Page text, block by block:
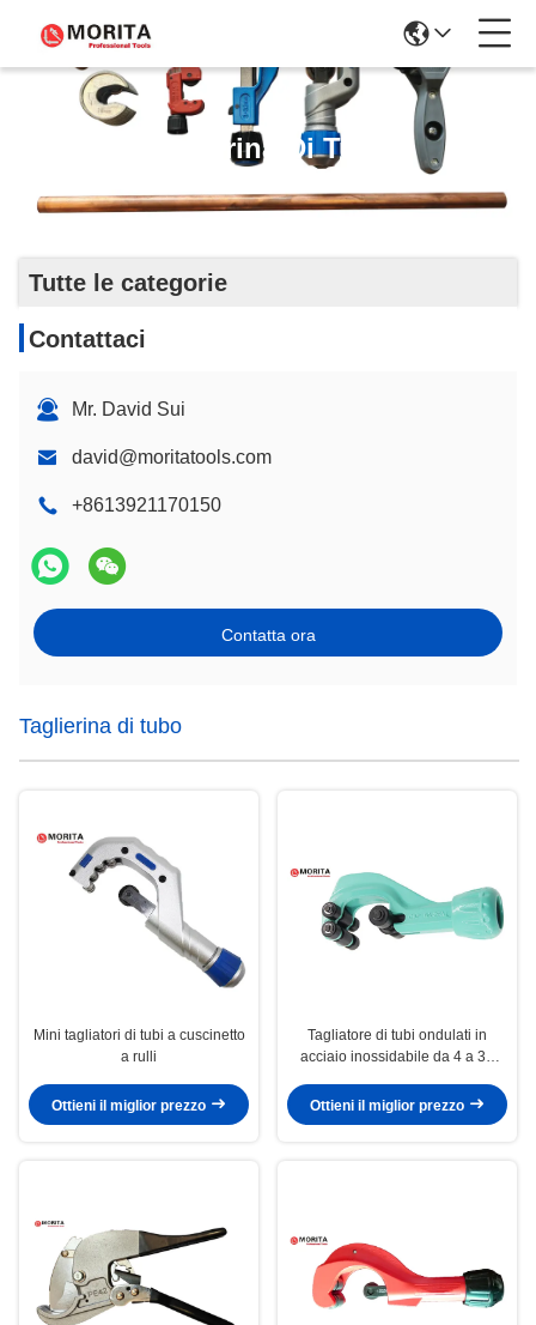
Taglierina Di Tubo
Tutte le categorie
Contattaci
Mr. David Sui
david@moritatools.com
+8613921170150
Contatta ora
Taglierina di tubo
Mini tagliatori di tubi a cuscinetto
a rulli
Ottieni il miglior prezzo
Tagliatore di tubi ondulati in
acciaio inossidabile da 4 a 32
Ottieni il miglior prezzo